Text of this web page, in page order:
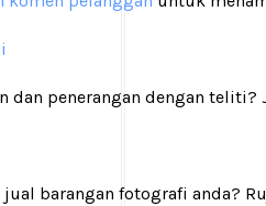
dan penerangan dengan
barangan fotografi anda?